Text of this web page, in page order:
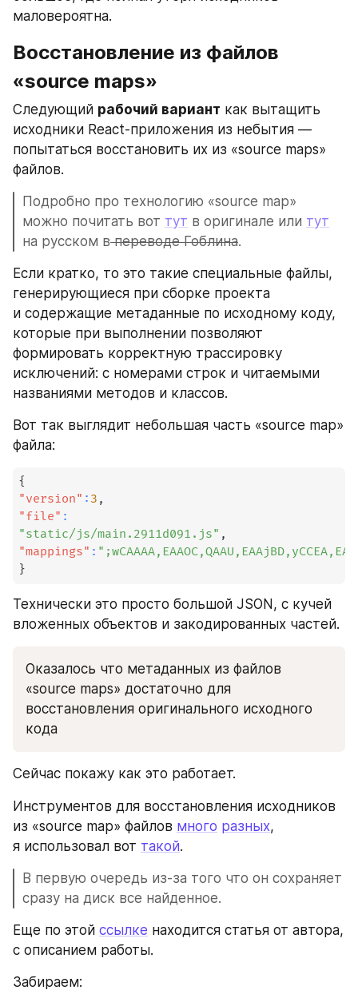
маловероятна.
Восстановление из файлов
«source maps»
Следующий рабочий вариант как вытащить
исходники React-приложения из небытия —
попытаться восстановить их из «source maps»
файлов.
Подробно про технологию «source map»
можно почитать вот тут в оригинале или тут
на русском в переводе Гоблина.
Если кратко, то это такие специальные файлы,
генерирующиеся при сборке проекта
и содержащие метаданные по исходному коду,
которые при выполнении позволяют
формировать корректную трассировку
исключений: с номерами строк и читаемыми
названиями методов и классов.
Вот так выглядит небольшая часть «source map»
файла:
{
"version" : 3 ,
"file" :
"static/js/main.2911d091.js" ,
"mappings" :
}
Технически это просто большой JSON, с кучей
вложенных объектов и закодированных частей.
Оказалось что метаданных из файлов
«source maps» достаточно для
восстановления оригинального исходного
кода
Сейчас покажу как это работает.
Инструментов для восстановления исходников
из «source map» файлов много разных,
я использовал вот такой.
В первую очередь из-за того что он сохраняет
сразу на диск все найденное.
Еще по этой ссылке находится статья от автора,
с описанием работы.
Забираем: